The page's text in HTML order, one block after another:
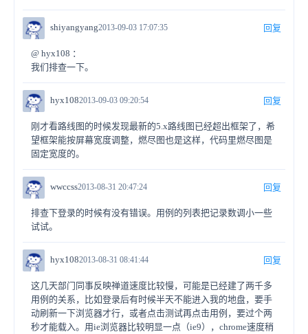
shiyangyang2013-09-03 17:07:35 回复
@ hyx108 ：
我们排查一下。
hyx1082013-09-03 09:20:54 回复
刚才看路线图的时候发现最新的5.x路线图已经超出框架了，希
望框架能按屏幕宽度调整，燃尽图也是这样，代码里燃尽图是
固定宽度的。
wwccss2013-08-31 20:47:24 回复
排查下登录的时候有没有错误。用例的列表把记录数调小一些
试试。
hyx1082013-08-31 08:41:44 回复
这几天部门同事反映禅道速度比较慢，可能是已经建了两千多
用例的关系，比如登录后有时候半天不能进入我的地盘，要手
动刷新一下浏览器才行，或者点击测试再点击用例，要过个两
秒才能载入。用ie浏览器比较明显一点（ie9），chrome速度稍